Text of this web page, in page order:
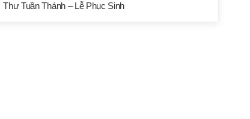
Thư Tuần Thánh – Lễ Phục Sinh